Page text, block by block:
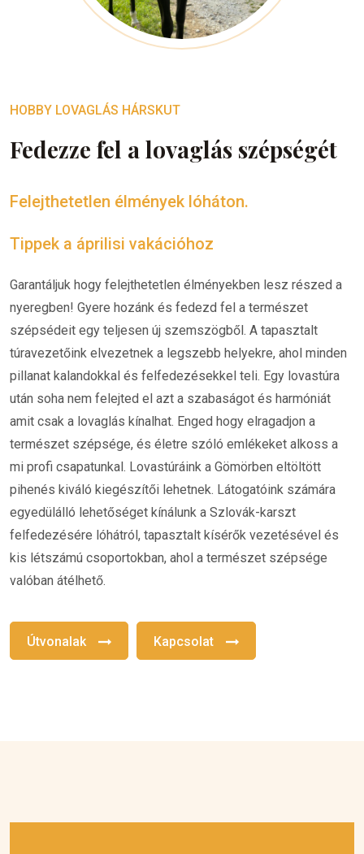
HOBBY LOVAGLÁS HÁRSKUT
Fedezze fel a lovaglás szépségét
Felejthetetlen élmények lóháton.
Tippek a áprilisi vakációhoz
Garantáljuk hogy felejthetetlen élményekben lesz részed a
nyeregben! Gyere hozánk és fedezd fel a természet
szépsédeit egy teljesen új szemszögből. A tapasztalt
túravezetőink elvezetnek a legszebb helyekre, ahol minden
pillanat kalandokkal és felfedezésekkel teli. Egy lovastúra
után soha nem felejted el azt a szabaságot és harmóniát
amit csak a lovaglás kínalhat. Enged hogy elragadjon a
természet szépsége, és életre szóló emlékeket alkoss a
mi profi csapatunkal. Lovastúráink a Gömörben eltöltött
pihenés kiváló kiegészítői lehetnek. Látogatóink számára
egyedülálló lehetőséget kínálunk a Szlovák-karszt
felfedezésére lóhátról, tapasztalt kísérők vezetésével és
kis létszámú csoportokban, ahol a természet szépsége
valóban átélhető.
Útvonalak Kapcsolat